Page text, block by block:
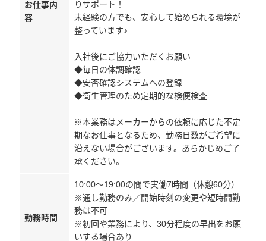
お仕事内
容
りサポート！
未経験の方でも、安心して始められる環境が
整っています♪
入社後にご協力いただくお願い
◆毎日の体調確認
◆安否確認システムへの登録
◆衛生管理のため定期的な検便検査
※本業務はメーカーからの依頼に応じた不定
期なお仕事となるため、勤務日数がご希望に
沿えない場合がございます。あらかじめご了
承ください。
勤務時間
10:00～19:00の間で実働7時間（休憩60分）
※通し勤務のみ／開始時刻の変更や短時間勤
務は不可
※初回や業務により、30分程度の早出をお願
いする場合あり